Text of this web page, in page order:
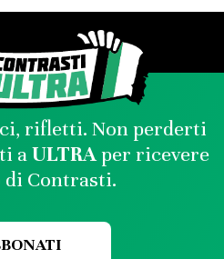
rifletti. Non perderti
aULTRAper ricevere
di Contrasti.